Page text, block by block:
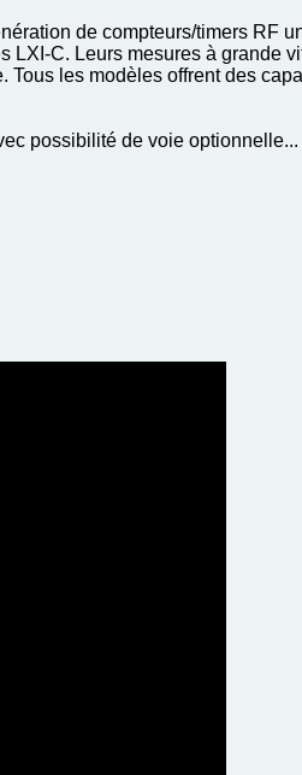
de compteurs/timers RF
C. Leurs mesures à
les modèles offrent des
possibilité de voie optionnelle...